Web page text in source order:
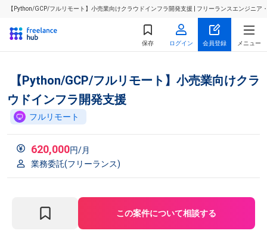
【Python/GCP/フルリモート】小売業向けクラウドインフラ開発支援 | フリーランスエンジニア
保存 ログイン 会員登録 メニュー
【Python/GCP/フルリモート】小売業向けクラ
ウドインフラ開発支援
フルリモート
620,000円/月
業務委託(フリーランス)
この案件について相談する